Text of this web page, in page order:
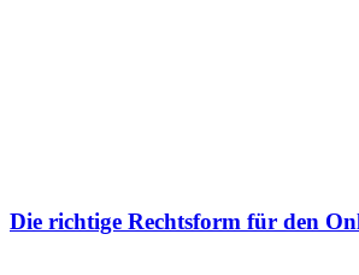
Die richtige Rechtsform für den